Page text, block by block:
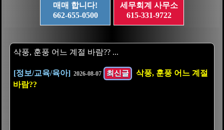
매매 합니다!
662-655-0500
세무회계 사무소
615-331-9722
삭풍, 훈풍 어느 계절 바람?? ...
[정보/교육/육아] 2026-08-07 최신글
삭풍, 훈풍 어느 계절
바람??